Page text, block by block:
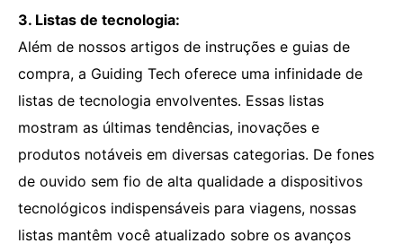
3. Listas de tecnologia:
Além de nossos artigos de instruções e guias de
compra, a Guiding Tech oferece uma infinidade de
listas de tecnologia envolventes. Essas listas
mostram as últimas tendências, inovações e
produtos notáveis ​​em diversas categorias. De fones
de ouvido sem fio de alta qualidade a dispositivos
tecnológicos indispensáveis ​​para viagens, nossas
listas mantêm você atualizado sobre os avanços